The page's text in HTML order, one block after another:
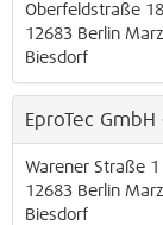
Oberfeldstraße 18
12683 Berlin
Biesdorf
EproTec GmbH
Warener Straße 1
12683 Berlin
Biesdorf